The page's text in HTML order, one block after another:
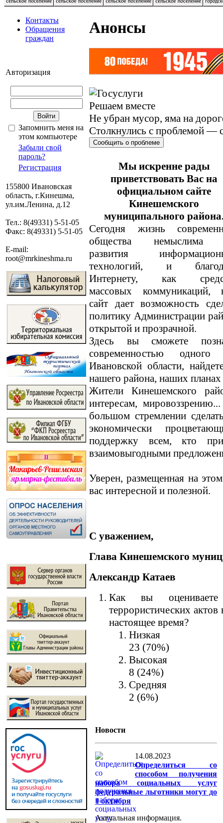
Контакты
Обращения
граждан
Авторизация
Запомнить меня на
этом компьютере
Забыли свой
пароль?
Регистрация
155800 Ивановская
область, г.Кинешма,
ул.им.Ленина, д.12
Тел.: 8(49331) 5-51-05
Факс: 8(49331) 5-51-05
E-mail:
root@mrkineshma.ru
Анонсы
Решаем вместе
Не убран мусор, яма на
Столкнулись с проблемой —
Сообщить о проблеме
Мы искренне рады
приветствовать Вас на
официальном сайте
Кинешемского
муниципального
Сегодня жизнь
общества немыслима
развития
технологий, и
Интернету, как
массовых коммуникаций,
сайт дает возможность
политику Администрации
открытой и прозрачной.
Здесь вы сможете
современностью
Ивановской области,
нашего района, наших
Жители Кинешемского
интересам,
большом стремлении
экономически
поддержку всем, кто
взаимовыгодными
Уверен, размещенная на
вас интересной и полезной.
С уважением,
Глава Кинешемского
Александр Катаев
Как вы оцениваете
террористических
настоящее время?
Низкая
23 (70%)
Высокая
8 (24%)
Средняя
2 (6%)
Новости
14.08.2023
Определиться со
способом получения
набора социальных услуг
федеральные льготники могут до
1 октября
Актуальная информация.